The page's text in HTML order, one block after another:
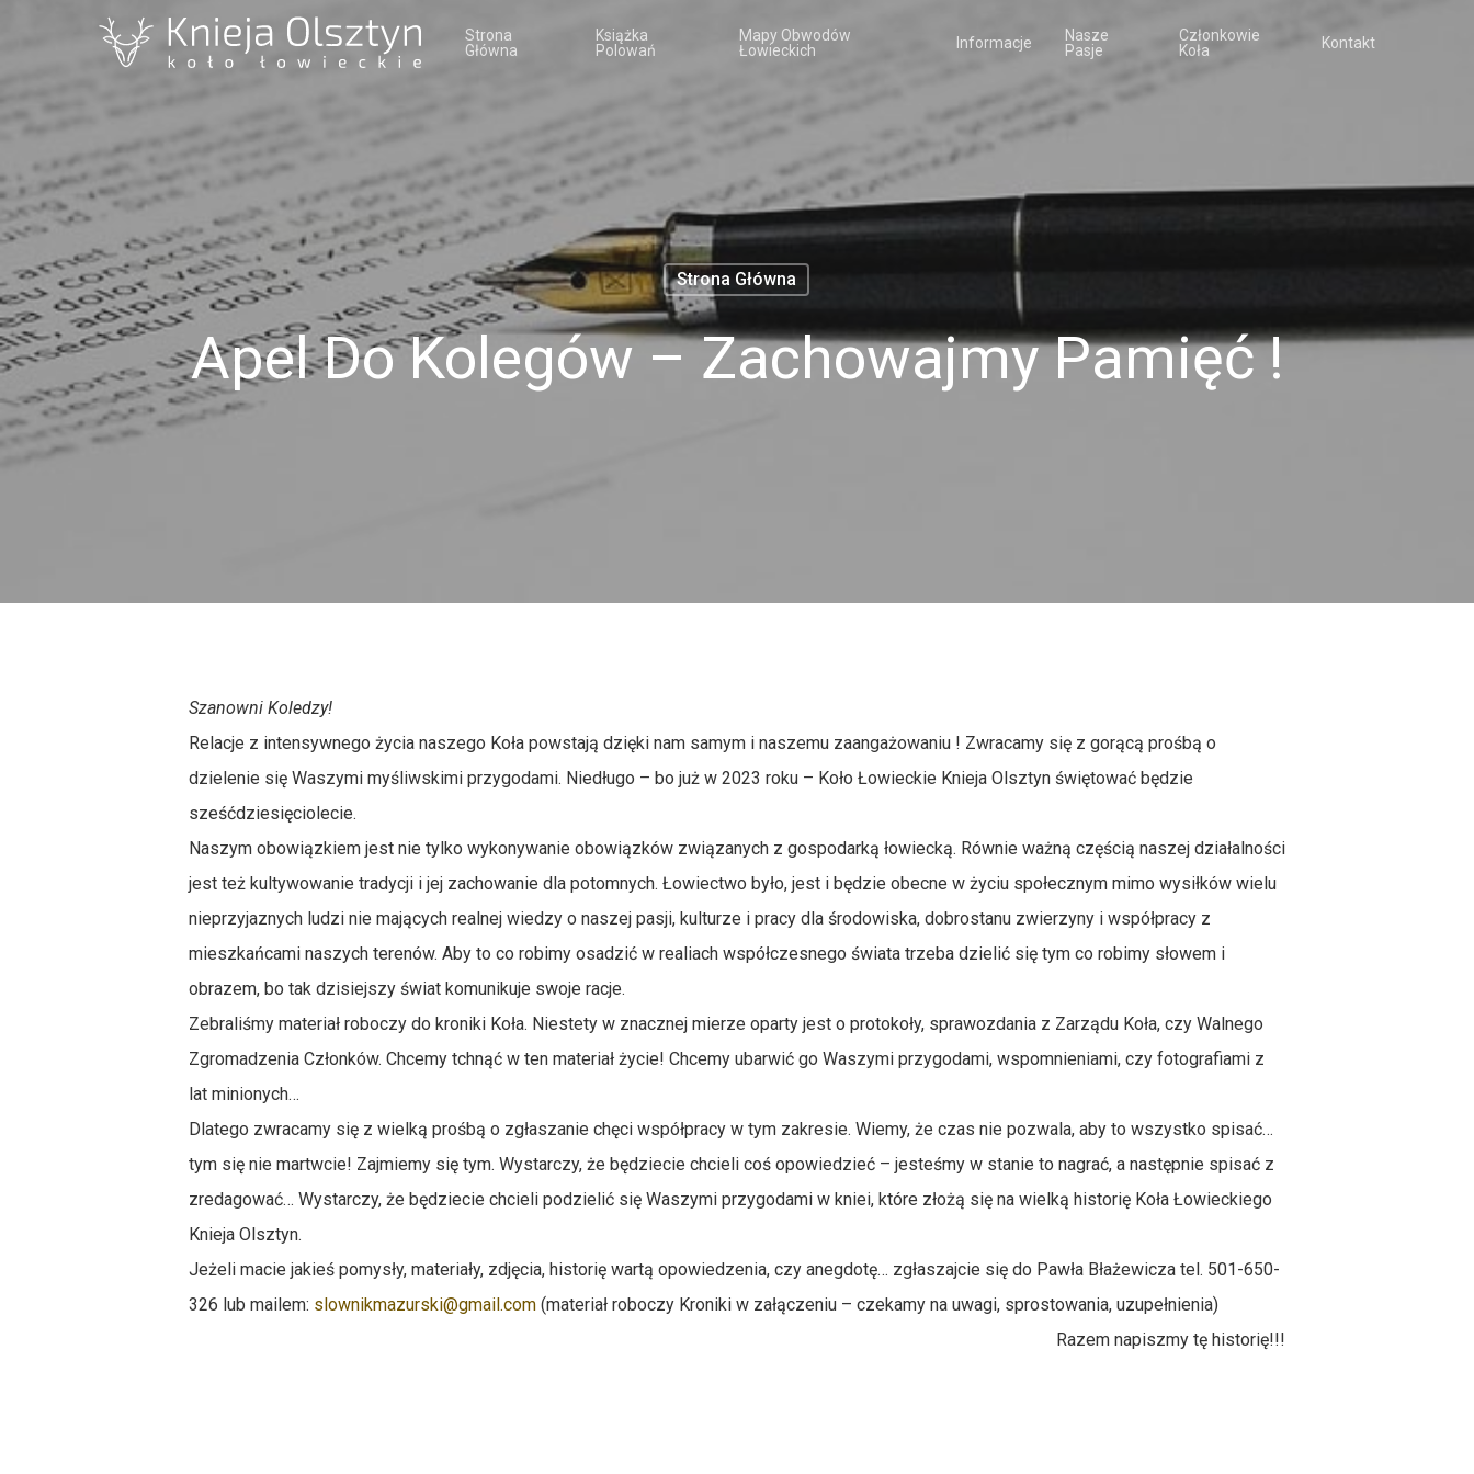
Strona
Główna
Książka
Polowań
Mapy Obwodów
Łowieckich
Informacje
Nasze
Pasje
Członkowie
Koła
Kontakt
Strona Główna
Apel Do Kolegów – Zachowajmy Pamięć !
Szanowni Koledzy!
Relacje z intensywnego życia naszego Koła powstają dzięki nam samym i naszemu zaangażowaniu ! Zwracamy się z gorącą prośbą o
dzielenie się Waszymi myśliwskimi przygodami. Niedługo – bo już w 2023 roku – Koło Łowieckie Knieja Olsztyn świętować będzie
sześćdziesięciolecie.
Naszym obowiązkiem jest nie tylko wykonywanie obowiązków związanych z gospodarką łowiecką. Równie ważną częścią naszej działalności
jest też kultywowanie tradycji i jej zachowanie dla potomnych. Łowiectwo było, jest i będzie obecne w życiu społecznym mimo wysiłków wielu
nieprzyjaznych ludzi nie mających realnej wiedzy o naszej pasji, kulturze i pracy dla środowiska, dobrostanu zwierzyny i współpracy z
mieszkańcami naszych terenów. Aby to co robimy osadzić w realiach współczesnego świata trzeba dzielić się tym co robimy słowem i
obrazem, bo tak dzisiejszy świat komunikuje swoje racje.
Zebraliśmy materiał roboczy do kroniki Koła. Niestety w znacznej mierze oparty jest o protokoły, sprawozdania z Zarządu Koła, czy Walnego
Zgromadzenia Członków. Chcemy tchnąć w ten materiał życie! Chcemy ubarwić go Waszymi przygodami, wspomnieniami, czy fotografiami z
lat minionych…
Dlatego zwracamy się z wielką prośbą o zgłaszanie chęci współpracy w tym zakresie. Wiemy, że czas nie pozwala, aby to wszystko spisać…
tym się nie martwcie! Zajmiemy się tym. Wystarczy, że będziecie chcieli coś opowiedzieć – jesteśmy w stanie to nagrać, a następnie spisać z
zredagować… Wystarczy, że będziecie chcieli podzielić się Waszymi przygodami w kniei, które złożą się na wielką historię Koła Łowieckiego
Knieja Olsztyn.
Jeżeli macie jakieś pomysły, materiały, zdjęcia, historię wartą opowiedzenia, czy anegdotę… zgłaszajcie się do Pawła Błażewicza tel. 501-650-
326 lub mailem: slownikmazurski@gmail.com (materiał roboczy Kroniki w załączeniu – czekamy na uwagi, sprostowania, uzupełnienia)
Razem napiszmy tę historię!!!